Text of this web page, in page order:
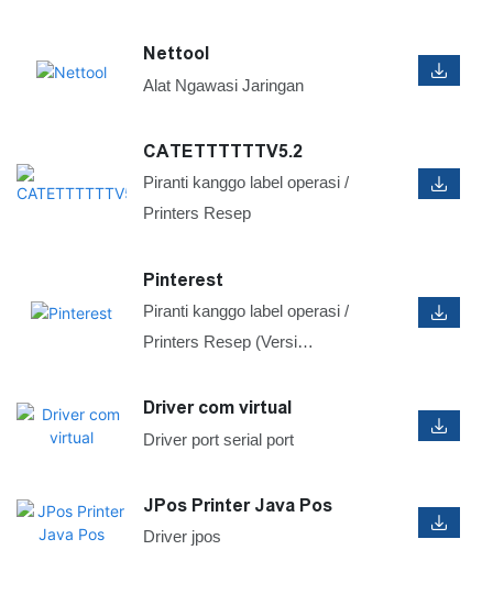
Nettool
Alat Ngawasi Jaringan
CATETTTTTTV5.2
Piranti kanggo label operasi /
Printers Resep
Pinterest
Piranti kanggo label operasi /
Printers Resep (Versi
Driver com virtual
Driver port serial port
JPos Printer Java Pos
Driver jpos